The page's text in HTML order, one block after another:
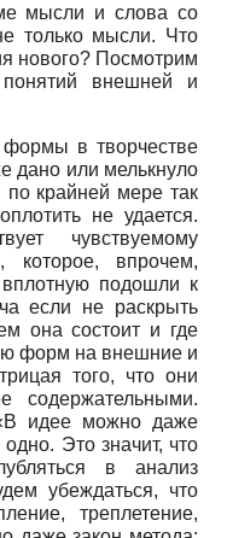
мысли и слова со
только мысли. Что
нового? Посмотрим
внешней и
в творчестве
дано или мелькнуло
по крайней мере так
не удается.
чувствуемому
которое, впрочем,
подошли к
если не раскрыть
она состоит и где
форм на внешние и
того, что они
содержательными.
идее можно даже
Это значит, что
в анализ
убеждаться, что
треплетение,